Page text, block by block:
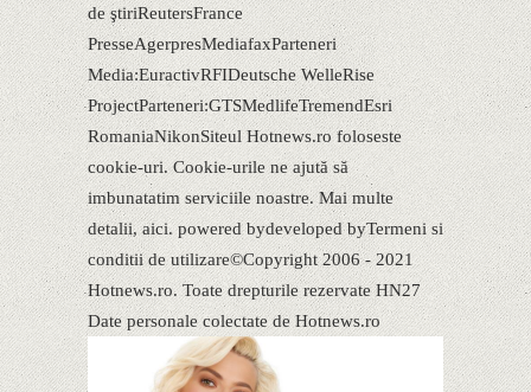
de ştiriReutersFrance
PresseAgerpresMediafaxParteneri
Media:EuractivRFIDeutsche WelleRise
ProjectParteneri:GTSMedlifeTremendEsri
RomaniaNikonSiteul Hotnews.ro foloseste
cookie-uri. Cookie-urile ne ajută să
imbunatatim serviciile noastre. Mai multe
detalii, aici. powered bydeveloped byTermeni si
conditii de utilizare©Copyright 2006 - 2021
Hotnews.ro. Toate drepturile rezervate HN27
Date personale colectate de Hotnews.ro